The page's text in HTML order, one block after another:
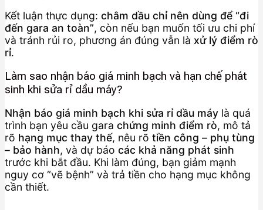
Kết luận thực dụng: châm dầu chỉ nên dùng để “đi
đến gara an toàn”, còn nếu bạn muốn tối ưu chi phí
và tránh rủi ro, phương án đúng vẫn là xử lý điểm rò
rỉ.
Làm sao nhận báo giá minh bạch và hạn chế phát
sinh khi sửa rỉ dầu máy?
Nhận báo giá minh bạch khi sửa rỉ dầu máy là quá
trình bạn yêu cầu gara chứng minh điểm rò, mô tả
rõ hạng mục thay thế, nêu rõ tiền công – phụ tùng
– bảo hành, và dự báo các khả năng phát sinh
trước khi bắt đầu. Khi làm đúng, bạn giảm mạnh
nguy cơ “vẽ bệnh” và trả tiền cho hạng mục không
cần thiết.